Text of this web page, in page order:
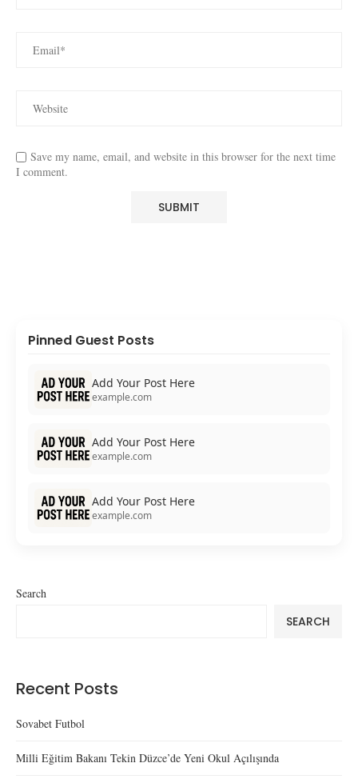
Save my name, email, and website in this browser for the next time
I comment.
Pinned Guest Posts
Add Your Post Here
example.com
Add Your Post Here
example.com
Add Your Post Here
example.com
Search
SEARCH
Recent Posts
Sovabet Futbol
Milli Eğitim Bakanı Tekin Düzce’de Yeni Okul Açılışında